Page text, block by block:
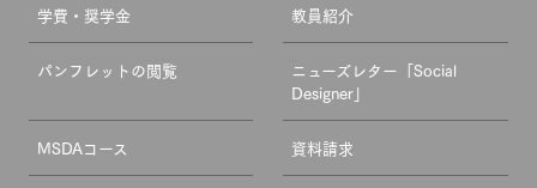
学費・奨学金 教員紹介
パンフレットの閲覧
ニューズレター「Social
Designer」
MSDAコース 資料請求